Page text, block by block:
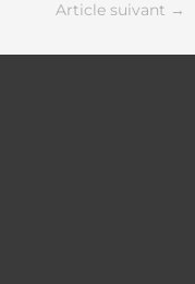
Article suivant →